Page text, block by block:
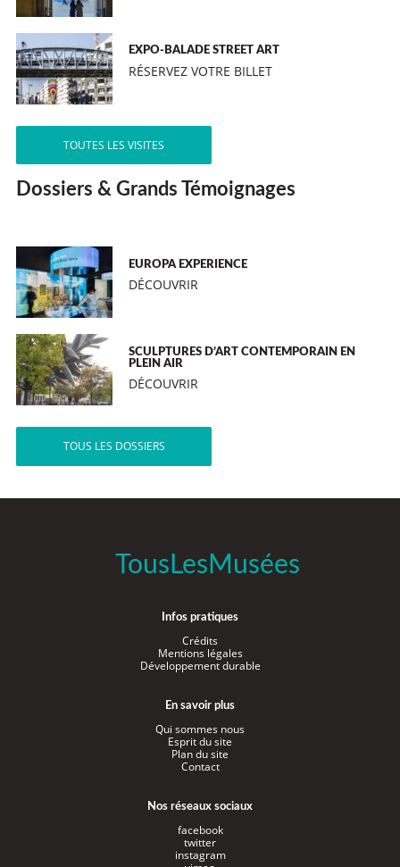
EXPO-BALADE STREET ART
RÉSERVEZ VOTRE BILLET
TOUTES LES VISITES
Dossiers & Grands Témoignages
EUROPA EXPERIENCE
DÉCOUVRIR
SCULPTURES D’ART CONTEMPORAIN EN
PLEIN AIR
DÉCOUVRIR
TOUS LES DOSSIERS
TousLesMusées
Infos pratiques
Crédits
Mentions légales
Développement durable
En savoir plus
Qui sommes nous
Esprit du site
Plan du site
Contact
Nos réseaux sociaux
facebook
twitter
instagram